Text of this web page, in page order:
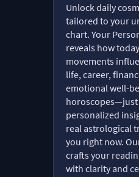
Unlock daily
tailored to your
chart. Your
reveals how
movements
life, career,
emotional well-
horoscopes—just
personalized
real astrological
you right now.
crafts your
with clarity and